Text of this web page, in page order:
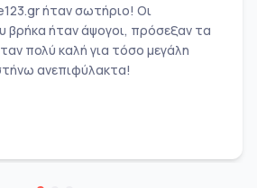
ήταν σωτήριο! Οι
βρήκα ήταν άψογοι, πρόσεξαν τα
πολύ καλή για τόσο μεγάλη
ανεπιφύλακτα!